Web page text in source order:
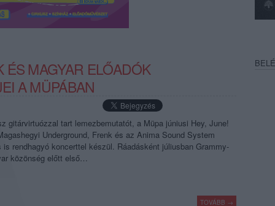
MAGYAR ELŐADÓK
A MÜPÁBAN
gitárvirtuózzal tart lemezbemutatót, a Müpa júniusi Hey, June!
Underground, Frenk és az Anima Sound System
rendhagyó koncerttel készül. Ráadásként júliusban Grammy-
közönség előtt első…
TOVÁBB →